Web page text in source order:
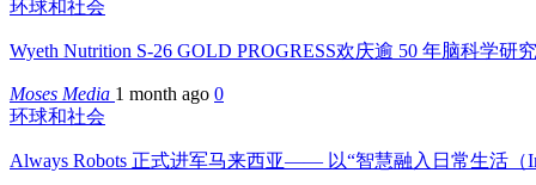
环球和社会
Wyeth Nutrition S-26 GOLD PROGRESS欢庆逾 50 年脑科学研
Moses Media 1 month ago 0
环球和社会
Always Robots 正式进军马来西亚—— 以“智慧融入日常生活（